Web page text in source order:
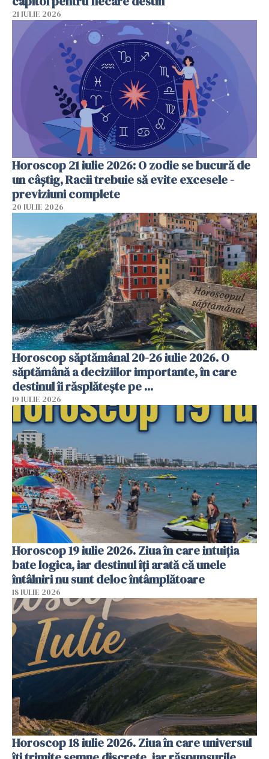
21 IULIE 2026
Horoscop 21 iulie 2026: O zodie se bucură de
un câștig, Racii trebuie să evite excesele -
previziuni complete
20 IULIE 2026
Horoscop săptămânal 20-26 iulie 2026. O
săptămână a deciziilor importante, în care
destinul îi răsplătește pe ...
19 IULIE 2026
Horoscop 19 iulie 2026. Ziua în care intuiția
bate logica, iar destinul îți arată că unele
întâlniri nu sunt deloc întâmplătoare
18 IULIE 2026
Horoscop 18 iulie 2026. Ziua în care universul